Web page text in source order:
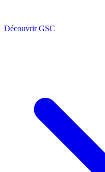
Découvrir GSC